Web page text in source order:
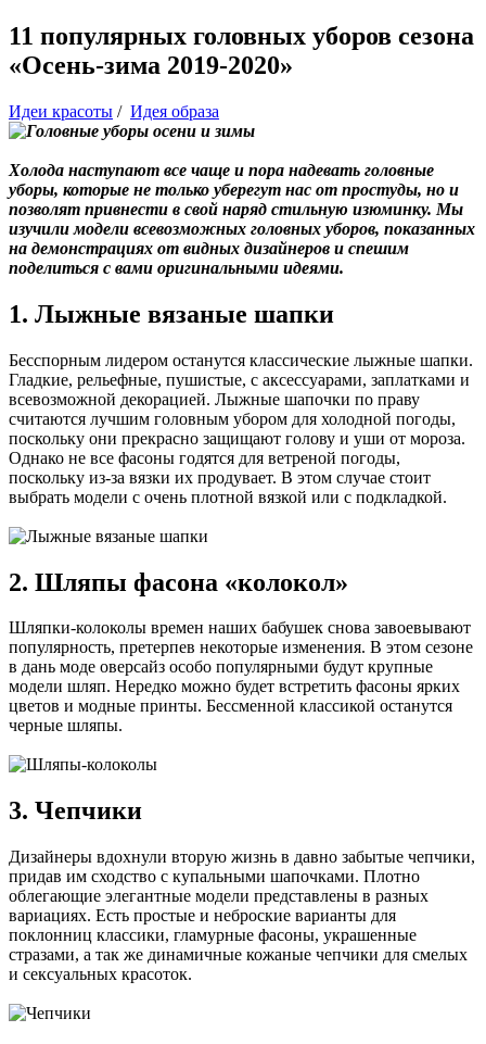
11 популярных головных уборов сезона
«Осень-зима 2019-2020»
Идеи красоты / Идея образа
Холода наступают все чаще и пора надевать головные
уборы, которые не только уберегут нас от простуды, но и
позволят привнести в свой наряд стильную изюминку. Мы
изучили модели всевозможных головных уборов, показанных
на демонстрациях от видных дизайнеров и спешим
поделиться с вами оригинальными идеями.
1. Лыжные вязаные шапки
Бесспорным лидером останутся классические лыжные шапки.
Гладкие, рельефные, пушистые, с аксессуарами, заплатками и
всевозможной декорацией. Лыжные шапочки по праву
считаются лучшим головным убором для холодной погоды,
поскольку они прекрасно защищают голову и уши от мороза.
Однако не все фасоны годятся для ветреной погоды,
поскольку из-за вязки их продувает. В этом случае стоит
выбрать модели с очень плотной вязкой или с подкладкой.
2. Шляпы фасона «колокол»
Шляпки-колоколы времен наших бабушек снова завоевывают
популярность, претерпев некоторые изменения. В этом сезоне
в дань моде оверсайз особо популярными будут крупные
модели шляп. Нередко можно будет встретить фасоны ярких
цветов и модные принты. Бессменной классикой останутся
черные шляпы.
3. Чепчики
Дизайнеры вдохнули вторую жизнь в давно забытые чепчики,
придав им сходство с купальными шапочками. Плотно
облегающие элегантные модели представлены в разных
вариациях. Есть простые и неброские варианты для
поклонниц классики, гламурные фасоны, украшенные
стразами, а так же динамичные кожаные чепчики для смелых
и сексуальных красоток.